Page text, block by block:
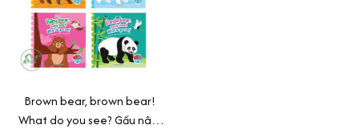
Brown bear, brown bear!
What do you see? Gấu nâu,